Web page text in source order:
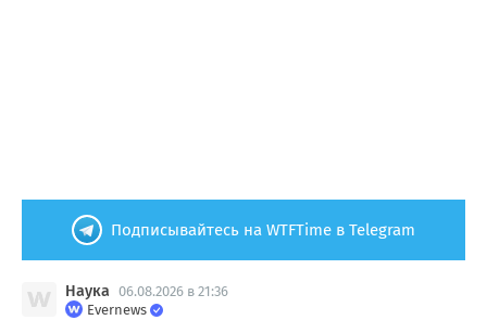
Подписывайтесь на WTFTime в Telegram
Наука 06.08.2026 в 21:36
Evernews